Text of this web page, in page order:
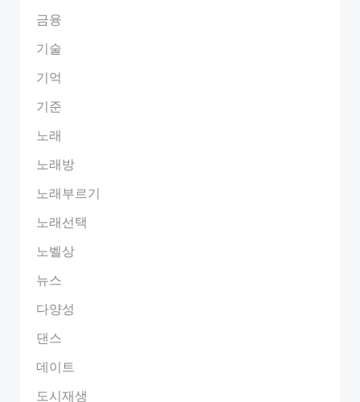
금융
기술
기억
기준
노래
노래방
노래부르기
노래선택
노벨상
뉴스
다양성
댄스
데이트
도시재생